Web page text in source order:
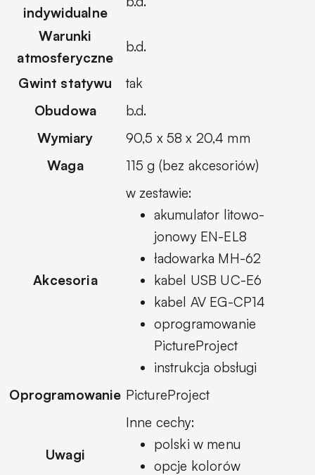
indywidualne
Warunki
atmosferyczne
b.d.
Gwint statywu
tak
Obudowa
b.d.
Wymiary
90,5 x 58 x 20,4 mm
Waga
115 g (bez akcesoriów)
Akcesoria
w zestawie:
akumulator litowo-
jonowy EN-EL8
ładowarka MH-62
kabel USB UC-E6
kabel AV EG-CP14
oprogramowanie
PictureProject
instrukcja obsługi
Oprogramowanie PictureProject
Uwagi
Inne cechy:
polski w menu
opcje kolorów